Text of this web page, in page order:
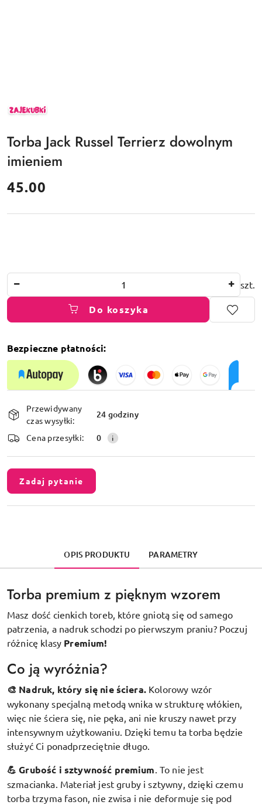
ZAJEKUBKI
Torba Jack Russel Terrierz dowolnym
imieniem
cena:
45.00
szt.
Do koszyka
Bezpieczne płatności:
Dostępność
i
dostawa
Przewidywany
czas wysyłki:
24 godziny
Cena przesyłki: 0
Zadaj pytanie
OPIS PRODUKTU PARAMETRY
Torba premium z pięknym wzorem
Masz dość cienkich toreb, które gniotą się od samego
patrzenia, a nadruk schodzi po pierwszym praniu? Poczuj
różnicę klasy Premium!
Co ją wyróżnia?
🎨 Nadruk, który się nie ściera. Kolorowy wzór
wykonany specjalną metodą wnika w strukturę włókien,
więc nie ściera się, nie pęka, ani nie kruszy nawet przy
intensywnym użytkowaniu. Dzięki temu ta torba będzie
służyć Ci ponadprzeciętnie długo.
💪 Grubość i sztywność premium To nie jest
szmacianka. Materiał jest gruby i sztywny, dzięki czemu
torba trzyma fason, nie zwisa i nie deformuje się pod